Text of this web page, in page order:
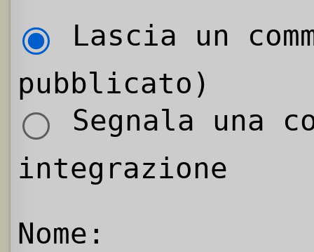
Lascia un
pubblicato)
Segnala una
integrazione
Nome: